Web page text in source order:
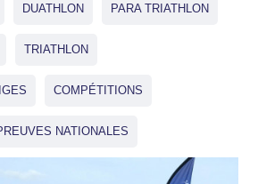
DUATHLON PARA TRIATHLON
TRIATHLON
COMPÉTITIONS
NATIONALES